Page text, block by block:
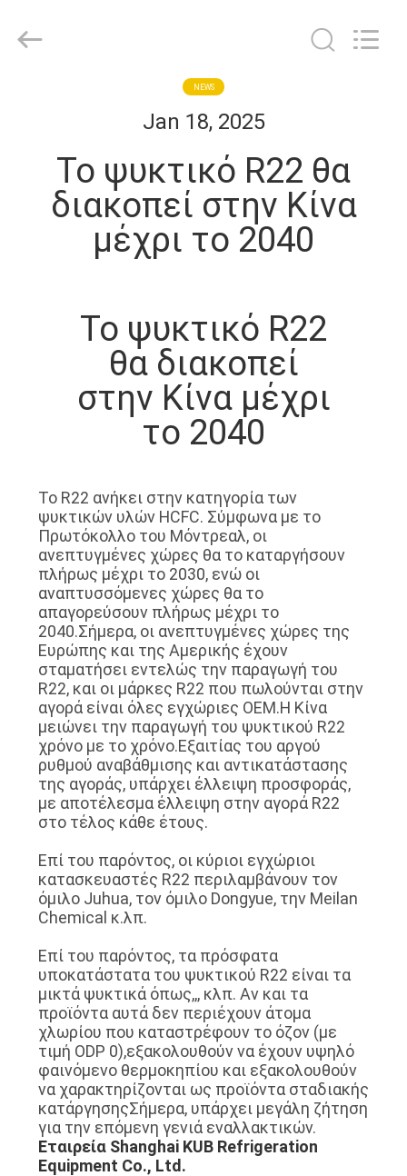
ΠΡΟΪΌΝΤΑ
ΕΜΦΆΝΙΣΗ
ΕΡΓΟΣΤΑΣΊΩΝ
ΈΛΕΓΧΟΣ
ΜΑΣ
ΕΛΆΤΕ
ΕΠΑΦΉ
ΕΙΔΉΣΕΙΣ
ΠΕΡΙΠΤΏΣΕΙΣ
ΖΗΤΉΣΤΕ
ΈΝΑ
ΑΠΌΣΠΑΣΜΑ
SITEMAP
ΠΟΛΙΤΙΚΉ
ΑΠΟΡΡΉΤΟΥ
NEWS
Jan 18, 2025
Το ψυκτικό R22 θα
διακοπεί στην Κίνα
μέχρι το 2040
Το ψυκτικό R22
θα διακοπεί
στην Κίνα μέχρι
το 2040
Το R22 ανήκει στην κατηγορία των
ψυκτικών υλών HCFC. Σύμφωνα με το
Πρωτόκολλο του Μόντρεαλ, οι
ανεπτυγμένες χώρες θα το καταργήσουν
πλήρως μέχρι το 2030, ενώ οι
αναπτυσσόμενες χώρες θα το
απαγορεύσουν πλήρως μέχρι το
2040.Σήμερα, οι ανεπτυγμένες χώρες της
Ευρώπης και της Αμερικής έχουν
σταματήσει εντελώς την παραγωγή του
R22, και οι μάρκες R22 που πωλούνται στην
αγορά είναι όλες εγχώριες OEM.Η Κίνα
μειώνει την παραγωγή του ψυκτικού R22
χρόνο με το χρόνο.Εξαιτίας του αργού
ρυθμού αναβάθμισης και αντικατάστασης
της αγοράς, υπάρχει έλλειψη προσφοράς,
με αποτέλεσμα έλλειψη στην αγορά R22
στο τέλος κάθε έτους.
Επί του παρόντος, οι κύριοι εγχώριοι
κατασκευαστές R22 περιλαμβάνουν τον
όμιλο Juhua, τον όμιλο Dongyue, την Meilan
Chemical κ.λπ.
Επί του παρόντος, τα πρόσφατα
υποκατάστατα του ψυκτικού R22 είναι τα
μικτά ψυκτικά όπως,,, κλπ. Αν και τα
προϊόντα αυτά δεν περιέχουν άτομα
χλωρίου που καταστρέφουν το όζον (με
τιμή ODP 0),εξακολουθούν να έχουν υψηλό
φαινόμενο θερμοκηπίου και εξακολουθούν
να χαρακτηρίζονται ως προϊόντα σταδιακής
κατάργησηςΣήμερα, υπάρχει μεγάλη ζήτηση
για την επόμενη γενιά εναλλακτικών.
Εταιρεία Shanghai KUB Refrigeration
Equipment Co., Ltd.